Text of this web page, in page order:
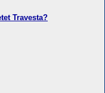
Travesta?